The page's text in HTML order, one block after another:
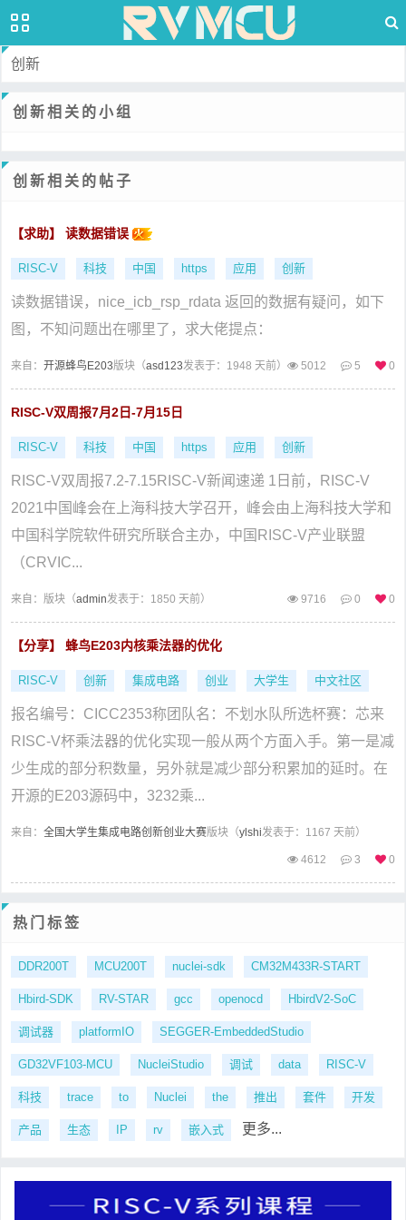
创新
创新相关的小组
创新相关的帖子
【求助】 读数据错误
RISC-V 科技 中国 https 应用 创新
读数据错误，nice_icb_rsp_rdata 返回的数据有疑问，如下
图，不知问题出在哪里了，求大佬提点：
来自： 开源蜂鸟E203版块（asd123发表于：1948 天前） 5012 5 0
RISC-V双周报7月2日-7月15日
RISC-V 科技 中国 https 应用 创新
RISC-V双周报7.2-7.15RISC-V新闻速递 1日前，RISC-V
2021中国峰会在上海科技大学召开，峰会由上海科技大学和
中国科学院软件研究所联合主办，中国RISC-V产业联盟
（CRVIC...
来自： 版块（admin发表于：1850 天前） 9716 0 0
【分享】 蜂鸟E203内核乘法器的优化
RISC-V 创新 集成电路 创业 大学生 中文社区
报名编号：CICC2353称团队名：不划水队所选杯赛：芯来
RISC-V杯乘法器的优化实现一般从两个方面入手。第一是减
少生成的部分积数量，另外就是减少部分积累加的延时。在
开源的E203源码中，3232乘...
来自： 全国大学生集成电路创新创业大赛版块（ylshi发表于：1167 天前）
4612 3 0
热门标签
DDR200T MCU200T nuclei-sdk CM32M433R-START
Hbird-SDK RV-STAR gcc openocd HbirdV2-SoC
调试器 platformIO SEGGER-EmbeddedStudio
GD32VF103-MCU NucleiStudio 调试 data RISC-V
科技 trace to Nuclei the 推出 套件 开发
产品 生态 IP rv 嵌入式 更多...